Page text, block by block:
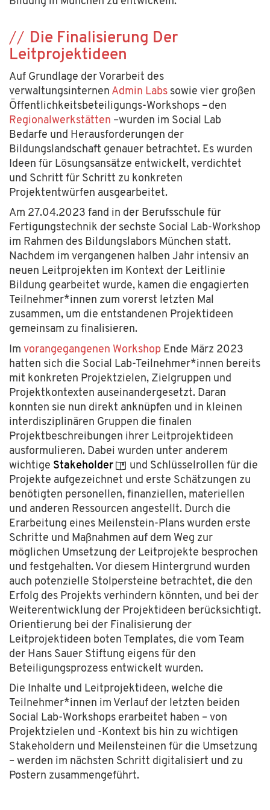
Die Finalisierung Der
Leitprojektideen
Auf Grundlage der Vorarbeit des
verwaltungsinternen Admin Labs sowie vier großen
Öffentlichkeitsbeteiligungs-Workshops – den
Regionalwerkstätten –wurden im Social Lab
Bedarfe und Herausforderungen der
Bildungslandschaft genauer betrachtet. Es wurden
Ideen für Lösungsansätze entwickelt, verdichtet
und Schritt für Schritt zu konkreten
Projektentwürfen ausgearbeitet.
Am 27.04.2023 fand in der Berufsschule für
Fertigungstechnik der sechste Social Lab-Workshop
im Rahmen des Bildungslabors München statt.
Nachdem im vergangenen halben Jahr intensiv an
neuen Leitprojekten im Kontext der Leitlinie
Bildung gearbeitet wurde, kamen die engagierten
Teilnehmer*innen zum vorerst letzten Mal
zusammen, um die entstandenen Projektideen
gemeinsam zu finalisieren.
Im vorangegangenen Workshop Ende März 2023
hatten sich die Social Lab-Teilnehmer*innen bereits
mit konkreten Projektzielen, Zielgruppen und
Projektkontexten auseinandergesetzt. Daran
konnten sie nun direkt anknüpfen und in kleinen
interdisziplinären Gruppen die finalen
Projektbeschreibungen ihrer Leitprojektideen
ausformulieren. Dabei wurden unter anderem
wichtige Stakeholder
und Schlüsselrollen für die
Projekte aufgezeichnet und erste Schätzungen zu
benötigten personellen, finanziellen, materiellen
und anderen Ressourcen angestellt. Durch die
Erarbeitung eines Meilenstein-Plans wurden erste
Schritte und Maßnahmen auf dem Weg zur
möglichen Umsetzung der Leitprojekte besprochen
und festgehalten. Vor diesem Hintergrund wurden
auch potenzielle Stolpersteine betrachtet, die den
Erfolg des Projekts verhindern könnten, und bei der
Weiterentwicklung der Projektideen berücksichtigt.
Orientierung bei der Finalisierung der
Leitprojektideen boten Templates, die vom Team
der Hans Sauer Stiftung eigens für den
Beteiligungsprozess entwickelt wurden.
Die Inhalte und Leitprojektideen, welche die
Teilnehmer*innen im Verlauf der letzten beiden
Social Lab-Workshops erarbeitet haben – von
Projektzielen und -Kontext bis hin zu wichtigen
Stakeholdern und Meilensteinen für die Umsetzung
– werden im nächsten Schritt digitalisiert und zu
Postern zusammengeführt.